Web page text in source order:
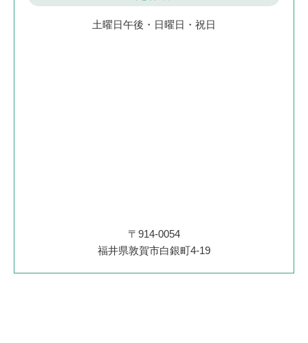
土曜日午後・日曜日・祝日
〒914-0054
福井県敦賀市白銀町4-19